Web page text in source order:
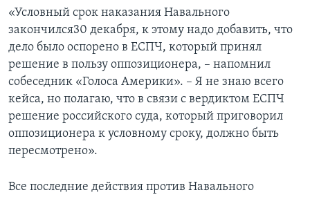
«Условный срок наказания Навального
закончился30 декабря, к этому надо добавить, что
дело было оспорено в ЕСПЧ, который принял
решение в пользу оппозиционера, – напомнил
собеседник «Голоса Америки». – Я не знаю всего
кейса, но полагаю, что в связи с вердиктом ЕСПЧ
решение российского суда, который приговорил
оппозиционера к условному сроку, должно быть
пересмотрено».
Все последние действия против Навального